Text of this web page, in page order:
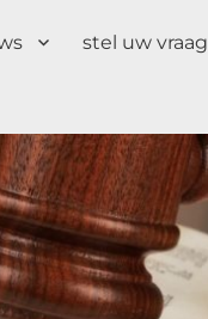
stel uw vraag